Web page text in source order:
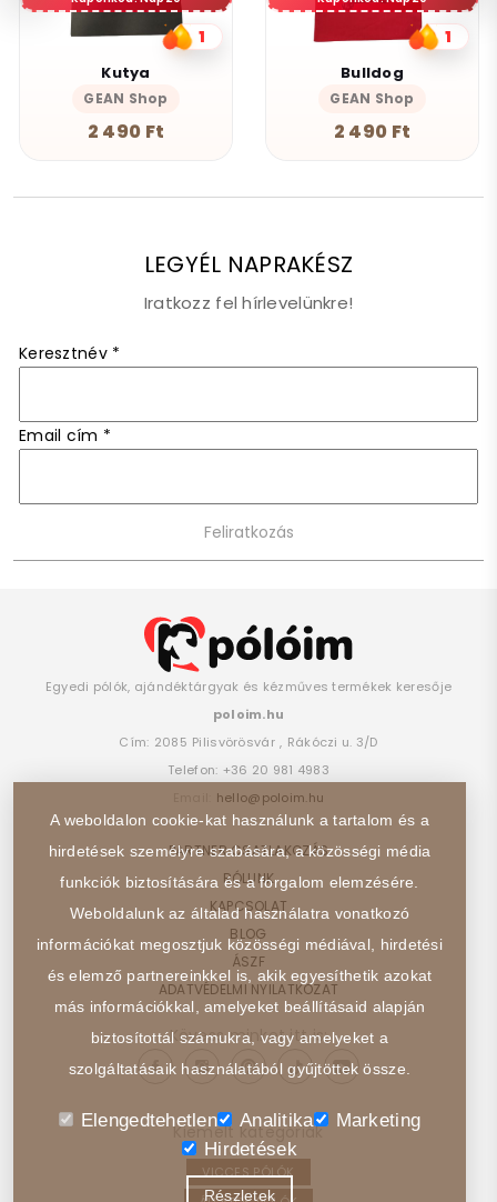
1
Kutya
GEAN Shop
2 490 Ft
1
Bulldog
GEAN Shop
2 490 Ft
LEGYÉL NAPRAKÉSZ
Iratkozz fel hírlevelünkre!
Keresztnév *
Email cím *
Egyedi pólók, ajándéktárgyak és kézműves termékek keresője
poloim.hu
Cím: 2085 Pilisvörösvár , Rákóczi u. 3/D
Telefon: +36 20 981 4983
hello@poloim.hu
PARTNER CSATLAKOZÁS
RÓLUNK
KAPCSOLAT
BLOG
ÁSZF
ADATVÉDELMI NYILATKOZAT
Kövess minket itt is:
Kiemelt kategóriák
VICCES PÓLÓK
A weboldalon cookie-kat használunk a tartalom és a
hirdetések személyre szabására, a közösségi média
funkciók biztosítására és a forgalom elemzésére.
Weboldalunk az általad használatra vonatkozó
információkat megosztjuk közösségi médiával, hirdetési
és elemző partnereinkkel is, akik egyesíthetik azokat
más információkkal, amelyeket beállításaid alapján
biztosítottál számukra, vagy amelyeket a
szolgáltatásaik használatából gyűjtöttek össze.
Elengedtehetlen Analitika
Marketing
Hirdetések
Részletek